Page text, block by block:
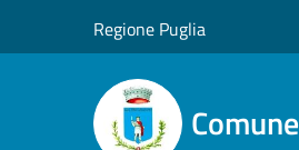
Regione Puglia